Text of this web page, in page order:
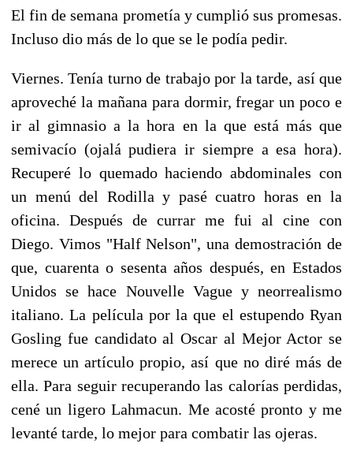
El fin de semana prometía y cumplió sus promesas.
Incluso dio más de lo que se le podía pedir.
Viernes. Tenía turno de trabajo por la tarde, así que
aproveché la mañana para dormir, fregar un poco e
ir al gimnasio a la hora en la que está más que
semivacío (ojalá pudiera ir siempre a esa hora).
Recuperé lo quemado haciendo abdominales con
un menú del Rodilla y pasé cuatro horas en la
oficina. Después de currar me fui al cine con
Diego. Vimos "Half Nelson", una demostración de
que, cuarenta o sesenta años después, en Estados
Unidos se hace Nouvelle Vague y neorrealismo
italiano. La película por la que el estupendo Ryan
Gosling fue candidato al Oscar al Mejor Actor se
merece un artículo propio, así que no diré más de
ella. Para seguir recuperando las calorías perdidas,
cené un ligero Lahmacun. Me acosté pronto y me
levanté tarde, lo mejor para combatir las ojeras.